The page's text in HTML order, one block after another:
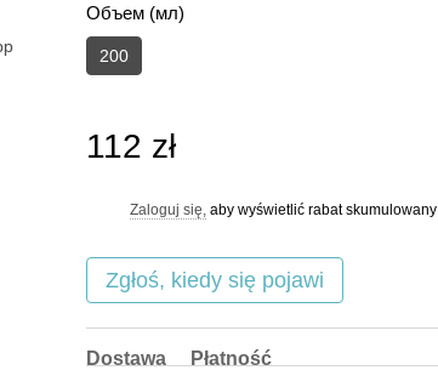
Объем (мл)
200
112 zł
Zaloguj się, aby wyświetlić rabat skumulowany
Zgłoś, kiedy się pojawi
Dostawa
Płatność